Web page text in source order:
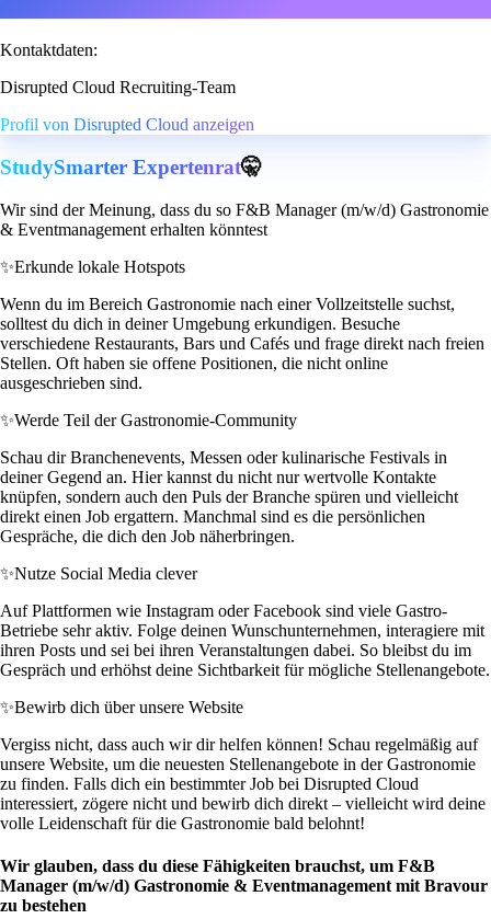
Kontaktdaten:
Disrupted Cloud Recruiting-Team
Profil von Disrupted Cloud anzeigen
StudySmarter Expertenrat🤫
Wir sind der Meinung, dass du so F&B Manager (m/w/d) Gastronomie
& Eventmanagement erhalten könntest
✨Erkunde lokale Hotspots
Wenn du im Bereich Gastronomie nach einer Vollzeitstelle suchst,
solltest du dich in deiner Umgebung erkundigen. Besuche
verschiedene Restaurants, Bars und Cafés und frage direkt nach freien
Stellen. Oft haben sie offene Positionen, die nicht online
ausgeschrieben sind.
✨Werde Teil der Gastronomie-Community
Schau dir Branchenevents, Messen oder kulinarische Festivals in
deiner Gegend an. Hier kannst du nicht nur wertvolle Kontakte
knüpfen, sondern auch den Puls der Branche spüren und vielleicht
direkt einen Job ergattern. Manchmal sind es die persönlichen
Gespräche, die dich den Job näherbringen.
✨Nutze Social Media clever
Auf Plattformen wie Instagram oder Facebook sind viele Gastro-
Betriebe sehr aktiv. Folge deinen Wunschunternehmen, interagiere mit
ihren Posts und sei bei ihren Veranstaltungen dabei. So bleibst du im
Gespräch und erhöhst deine Sichtbarkeit für mögliche Stellenangebote.
✨Bewirb dich über unsere Website
Vergiss nicht, dass auch wir dir helfen können! Schau regelmäßig auf
unsere Website, um die neuesten Stellenangebote in der Gastronomie
zu finden. Falls dich ein bestimmter Job bei Disrupted Cloud
interessiert, zögere nicht und bewirb dich direkt – vielleicht wird deine
volle Leidenschaft für die Gastronomie bald belohnt!
Wir glauben, dass du diese Fähigkeiten brauchst, um F&B
Manager (m/w/d) Gastronomie & Eventmanagement mit Bravour
zu bestehen